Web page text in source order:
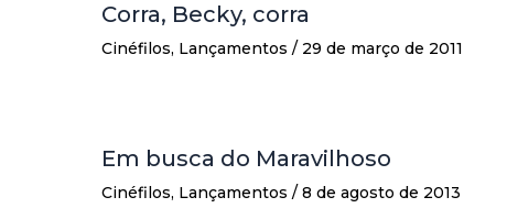
Corra, Becky, corra
Cinéfilos, Lançamentos / 29 de março de 2011
Em busca do Maravilhoso
Cinéfilos, Lançamentos / 8 de agosto de 2013